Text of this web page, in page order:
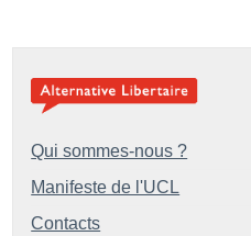
Qui sommes-nous ?
Manifeste de l'UCL
Contacts